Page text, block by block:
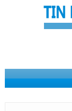
Home